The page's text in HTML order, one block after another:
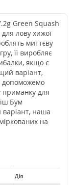
Green Squash
лову хижої
миттєву
її виробляє
якщо є
варіант,
допоможемо
приманку для
Бум
наша
на
Дія